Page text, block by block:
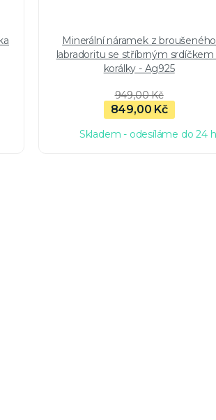
Minerální náramek z broušeného
labradoritu se stříbrným srdíčkem
korálky - Ag925
949,00 Kč
849,00 Kč
Skladem - odesíláme do 24 h